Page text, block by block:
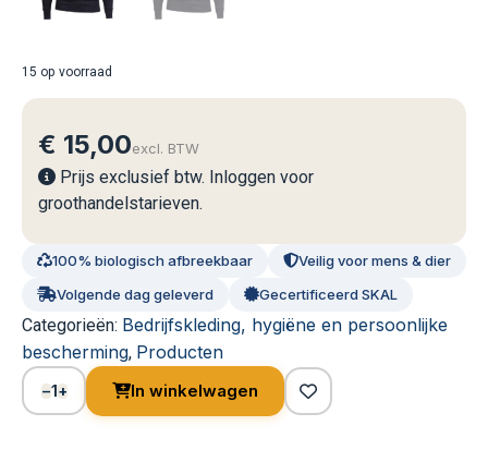
15 op voorraad
€ 15,00excl. BTW
Prijs exclusief btw. Inloggen voor
groothandelstarieven.
100% biologisch afbreekbaar
Veilig voor mens & dier
Volgende dag geleverd
Gecertificeerd SKAL
Categorieën: Bedrijfskleding, hygiëne en persoonlijke
bescherming, Producten
−1+ In winkelwagen